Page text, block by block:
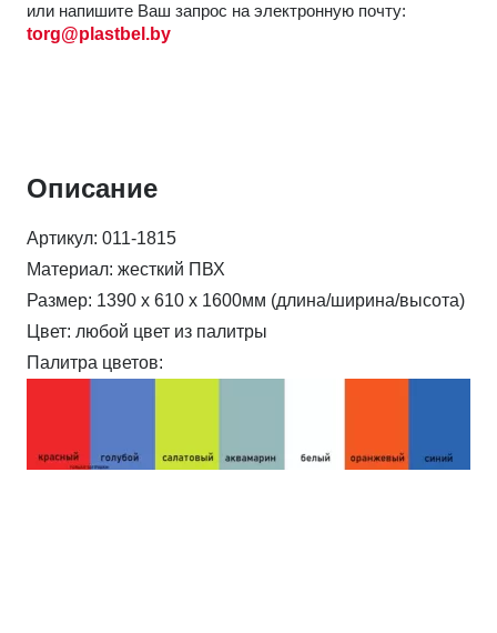
или напишите Ваш запрос на электронную почту:
torg@plastbel.by
Описание
Артикул: 011-1815
Материал: жесткий ПВХ
Размер: 1390 х 610 х 1600мм (длина/ширина/высота)
Цвет: любой цвет из палитры
Палитра цветов: